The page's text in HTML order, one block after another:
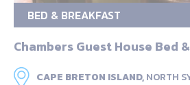
BED & BREAKFAST
Chambers Guest House Bed
CAPE BRETON ISLAND,NORTH